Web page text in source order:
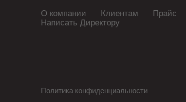
О компании Клиентам Прайс
Написать Директору
Политика конфиденциальности